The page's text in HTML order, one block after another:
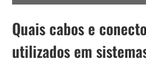
Quais cabos e
utilizados em